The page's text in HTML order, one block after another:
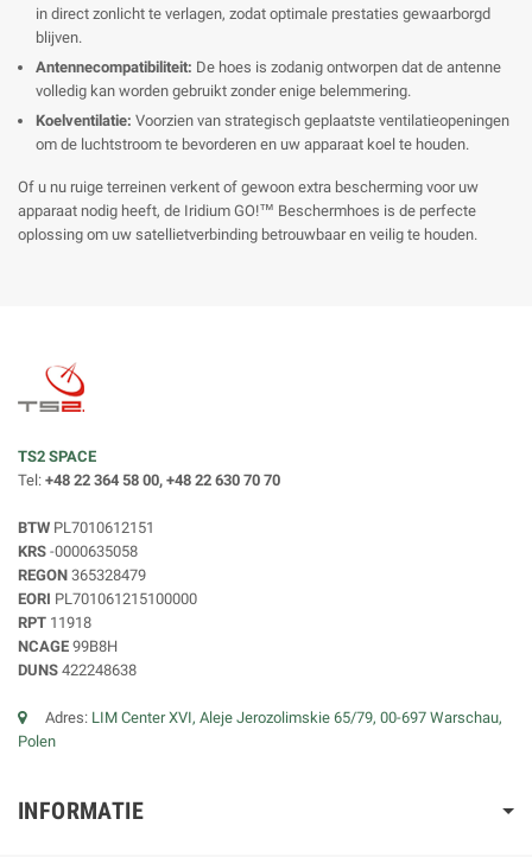
in direct zonlicht te verlagen, zodat optimale prestaties gewaarborgd
blijven.
Antennecompatibiliteit: De hoes is zodanig ontworpen dat de antenne
volledig kan worden gebruikt zonder enige belemmering.
Koelventilatie: Voorzien van strategisch geplaatste ventilatieopeningen
om de luchtstroom te bevorderen en uw apparaat koel te houden.
Of u nu ruige terreinen verkent of gewoon extra bescherming voor uw
apparaat nodig heeft, de Iridium GO!™ Beschermhoes is de perfecte
oplossing om uw satellietverbinding betrouwbaar en veilig te houden.
TS2 SPACE
Tel: +48 22 364 58 00, +48 22 630 70 70
BTW PL7010612151
KRS -0000635058
REGON 365328479
EORI PL701061215100000
RPT 11918
NCAGE 99B8H
DUNS 422248638
Adres: LIM Center XVI, Aleje Jerozolimskie 65/79, 00-697 Warschau,
Polen
INFORMATIE